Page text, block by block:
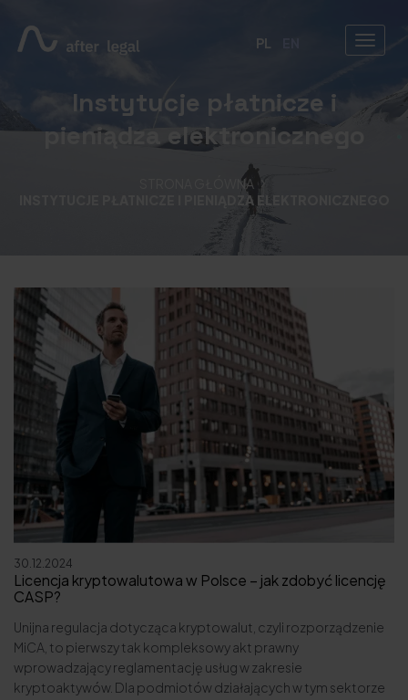
PL
Instytucje płatnicze i
pieniądza elektronicznego
STRONA GŁÓWNA
INSTYTUCJE PŁATNICZE I PIENIĄDZA ELEKTRONICZNEGO
30.12.2024
Licencja kryptowalutowa w Polsce – jak zdobyć licencję
CASP?
Unijna regulacja dotycząca kryptowalut, czyli rozporządzenie
MiCA, to pierwszy tak kompleksowy akt prawny
wprowadzający reglamentację usług w zakresie
kryptoaktywów. Dla podmiotów działających w tym sektorze